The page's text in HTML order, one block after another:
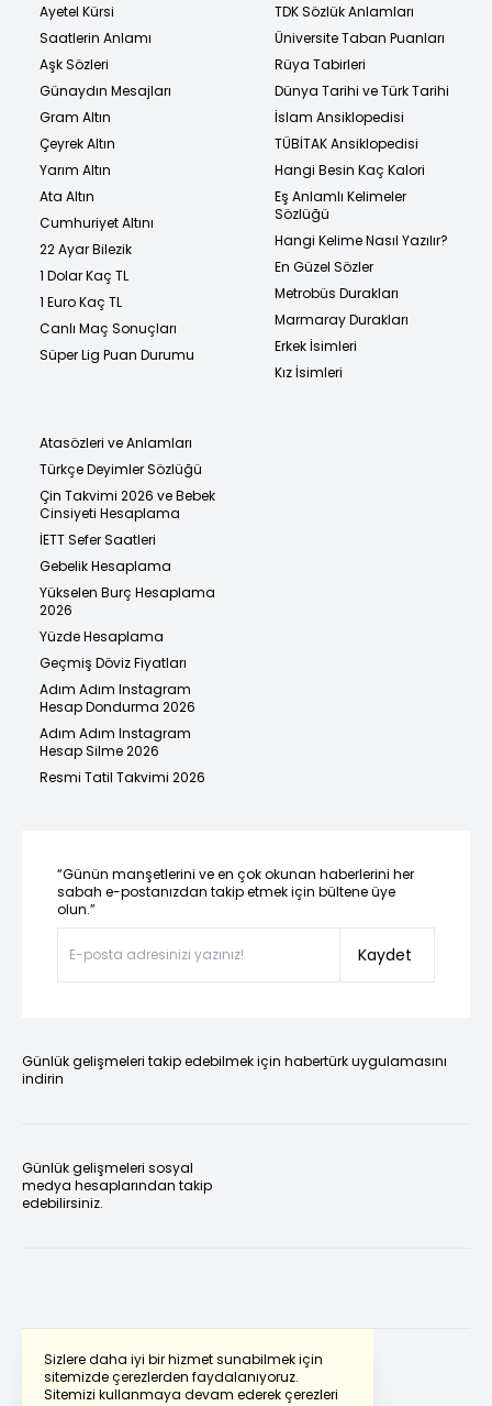
Sizlere daha iyi bir hizmet sunabilmek için
sitemizde çerezlerden faydalanıyoruz.
Sitemizi kullanmaya devam ederek çerezleri
Ayetel Kürsi
Saatlerin Anlamı
Aşk Sözleri
Günaydın Mesajları
Gram Altın
Çeyrek Altın
Yarım Altın
Ata Altın
Cumhuriyet Altını
22 Ayar Bilezik
1 Dolar Kaç TL
1 Euro Kaç TL
Canlı Maç Sonuçları
Süper Lig Puan Durumu
TDK Sözlük Anlamları
Üniversite Taban Puanları
Rüya Tabirleri
Dünya Tarihi ve Türk Tarihi
İslam Ansiklopedisi
TÜBİTAK Ansiklopedisi
Hangi Besin Kaç Kalori
Eş Anlamlı Kelimeler
Sözlüğü
Hangi Kelime Nasıl Yazılır?
En Güzel Sözler
Metrobüs Durakları
Marmaray Durakları
Erkek İsimleri
Kız İsimleri
Atasözleri ve Anlamları
Türkçe Deyimler Sözlüğü
Çin Takvimi 2026 ve Bebek
Cinsiyeti Hesaplama
İETT Sefer Saatleri
Gebelik Hesaplama
Yükselen Burç Hesaplama
2026
Yüzde Hesaplama
Geçmiş Döviz Fiyatları
Adım Adım Instagram
Hesap Dondurma 2026
Adım Adım Instagram
Hesap Silme 2026
Resmi Tatil Takvimi 2026
“Günün manşetlerini ve en çok okunan haberlerini her
sabah e-postanızdan takip etmek için bültene üye
olun.”
Kaydet
Günlük gelişmeleri takip edebilmek için habertürk uygulamasını
indirin
Günlük gelişmeleri sosyal
medya hesaplarından takip
edebilirsiniz.